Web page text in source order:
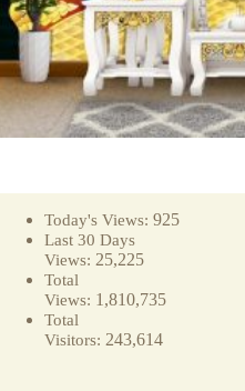
Today's Views: 925
Last 30 Days
Views: 25,225
Total
Views: 1,810,735
Total
Visitors: 243,614